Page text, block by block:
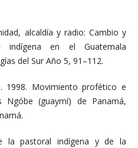
alcaldía y radio: Cambio y
indígena en el Guatemala
del Sur Año 5, 91–112.
1998. Movimiento profético e
(guaymí) de Panamá,
la pastoral indígena y de la